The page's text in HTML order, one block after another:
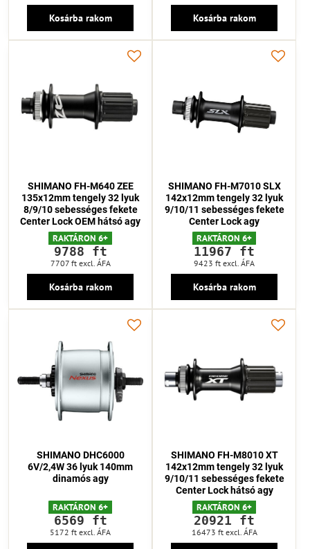
Kosárba rakom Kosárba rakom
SHIMANO FH-M640 ZEE
135x12mm tengely 32 lyuk
8/9/10 sebességes fekete
Center Lock OEM hátsó agy
RAKTÁRON 6+
9788 ft
7707 ft excl. ÁFA
Kosárba rakom
SHIMANO FH-M7010 SLX
142x12mm tengely 32 lyuk
9/10/11 sebességes fekete
Center Lock agy
RAKTÁRON 6+
11967 ft
9423 ft excl. ÁFA
Kosárba rakom
SHIMANO DHC6000
6V/2,4W 36 lyuk 140mm
dinamós agy
RAKTÁRON 6+
6569 ft
5172 ft excl. ÁFA
SHIMANO FH-M8010 XT
142x12mm tengely 32 lyuk
9/10/11 sebességes fekete
Center Lock hátsó agy
RAKTÁRON 6+
20921 ft
16473 ft excl. ÁFA